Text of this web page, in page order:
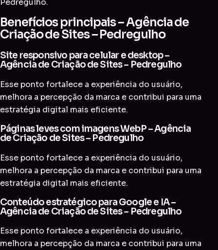
Pedregulho.
Benefícios principais – Agência de
Criação de Sites – Pedregulho
Site responsivo para celular e desktop –
Agência de Criação de Sites – Pedregulho
Esse ponto fortalece a experiência do usuário,
melhora a percepção da marca e contribui para uma
estratégia digital mais eficiente.
Páginas leves com imagens WebP – Agência
de Criação de Sites – Pedregulho
Esse ponto fortalece a experiência do usuário,
melhora a percepção da marca e contribui para uma
estratégia digital mais eficiente.
Conteúdo estratégico para Google e IA –
Agência de Criação de Sites – Pedregulho
Esse ponto fortalece a experiência do usuário,
melhora a percepção da marca e contribui para uma